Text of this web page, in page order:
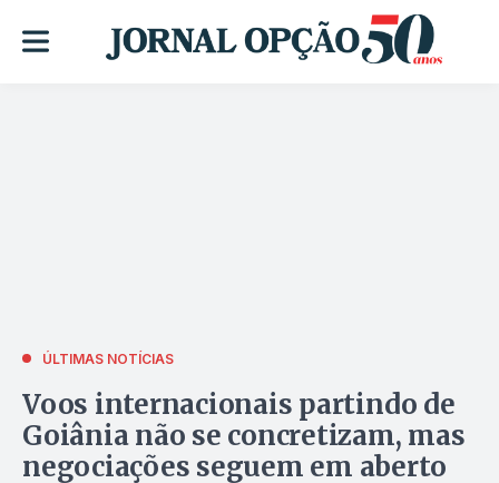
ÚLTIMAS NOTÍCIAS
Voos internacionais partindo de
Goiânia não se concretizam, mas
negociações seguem em aberto